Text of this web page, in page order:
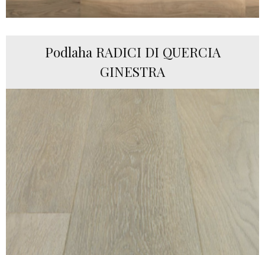
Podlaha RADICI DI QUERCIA
GINESTRA